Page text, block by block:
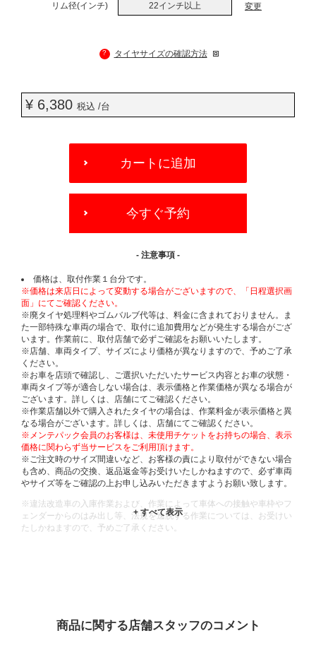
リム径(インチ) 22インチ以上 変更
? タイヤサイズの確認方法
¥ 6,380 税込 /台
OPTIONS
カートに追加
今すぐ予約
- 注意事項 -
価格は、取付作業１台分です。
※価格は来店日によって変動する場合がございますので、「日程選択画
面」にてご確認ください。
※廃タイヤ処理料やゴムバルブ代等は、料金に含まれておりません。ま
た一部特殊な車両の場合で、取付に追加費用などが発生する場合がござ
います。作業前に、取付店舗で必ずご確認をお願いいたします。
※店舗、車両タイプ、サイズにより価格が異なりますので、予めご了承
ください。
※お車を店頭で確認し、ご選択いただいたサービス内容とお車の状態・
車両タイプ等が適合しない場合は、表示価格と作業価格が異なる場合が
ございます。詳しくは、店舗にてご確認ください。
※作業店舗以外で購入されたタイヤの場合は、作業料金が表示価格と異
なる場合がございます。詳しくは、店舗にてご確認ください。
※メンテパック会員のお客様は、未使用チケットをお持ちの場合、表示
価格に関わらず当サービスをご利用頂けます。
※ご注文時のサイズ間違いなど、お客様の責により取付ができない場合
も含め、商品の交換、返品返金等お受けいたしかねますので、必ず車両
やサイズ等をご確認の上お申し込みいただきますようお願い致します。
※違法改造車の入庫作業および、作業によって車体への接触や車枠やフ
ェンダーからのはみ出し等、法規を逸脱する作業については、お受けい
たしかねますので、予めご了承ください。
商品に関する店舗スタッフのコメント